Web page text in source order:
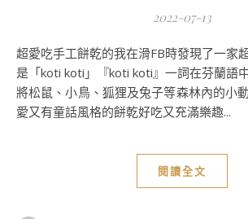
2022-07-13
超愛吃手工餅乾的我在滑FB時發現了一家超可愛的鐵盒餅乾就
是「koti koti」『koti koti』一詞在芬蘭語
將松鼠、小鳥、狐狸及兔子等森林內的小
愛又有童話風格的餅乾好吃又充滿樂趣...
閱讀全文